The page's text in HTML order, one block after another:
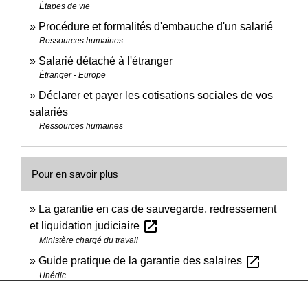
Étapes de vie
Procédure et formalités d'embauche d'un salarié
Ressources humaines
Salarié détaché à l'étranger
Étranger - Europe
Déclarer et payer les cotisations sociales de vos
salariés
Ressources humaines
Pour en savoir plus
La garantie en cas de sauvegarde, redressement
et liquidation judiciaire open_in_new
Ministère chargé du travail
Guide pratique de la garantie des salaires open_in_new
Unédic